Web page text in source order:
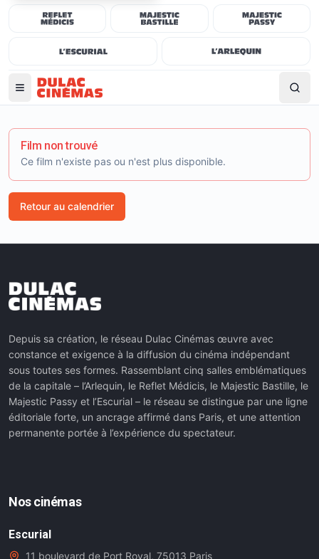
Film non trouvé
Ce film n'existe pas ou n'est plus disponible.
Retour au calendrier
Depuis sa création, le réseau Dulac Cinémas œuvre avec
constance et exigence à la diffusion du cinéma indépendant
sous toutes ses formes. Rassemblant cinq salles emblématiques
de la capitale – l’Arlequin, le Reflet Médicis, le Majestic Bastille, le
Majestic Passy et l’Escurial – le réseau se distingue par une ligne
éditoriale forte, un ancrage affirmé dans Paris, et une attention
permanente portée à l’expérience du spectateur.
Nos cinémas
Escurial
11 boulevard de Port Royal, 75013 Paris